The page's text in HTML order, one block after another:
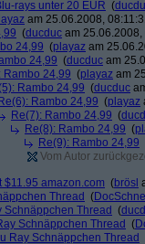
rays unter 20 EUR (
am 25.06.2008,
(ducduc am 25.06.2008,
24,99 (playaz am
24,99 (ducduc am
Rambo 24,99 (playaz am
Rambo 24,99 (ducduc
Re(6): Rambo 24,99 (playaz
Re(7): Rambo 24,99 (
Re(8): Rambo 24,99 (
Re(9): Rambo 24,99
Vom Autor
$11.95 amazon.com (brösl
Thread (
Schnäppchen Thread (
Schnäppchen Thread (
Ray Schnäppchen Thread